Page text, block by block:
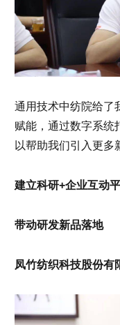
通用技术中纺院给了
赋能，通过数字系统
以帮助我们引入更多
建立科研+企业互动
带动研发新品落地
凤竹纺织科技股份有